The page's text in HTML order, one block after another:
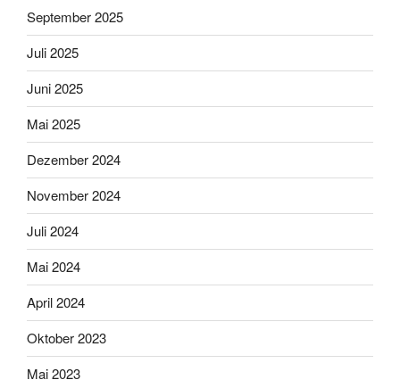
September 2025
Juli 2025
Juni 2025
Mai 2025
Dezember 2024
November 2024
Juli 2024
Mai 2024
April 2024
Oktober 2023
Mai 2023